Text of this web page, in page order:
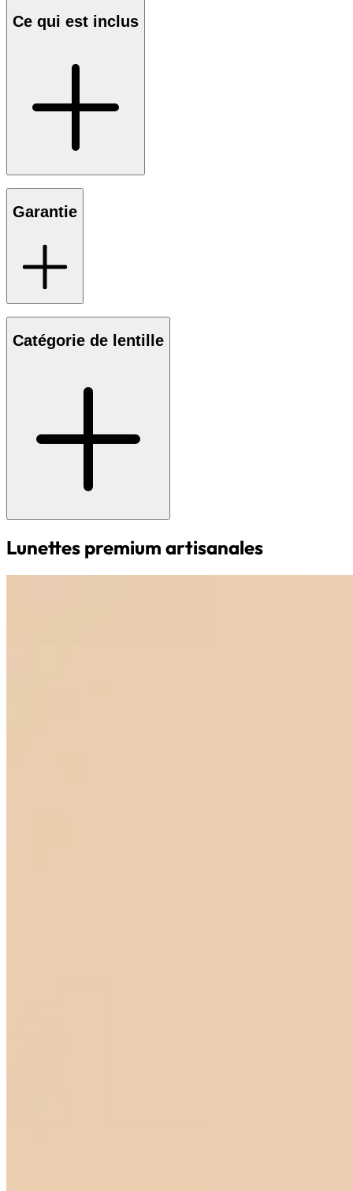
Ce qui est inclus
Garantie
Catégorie de lentille
Lunettes premium artisanales